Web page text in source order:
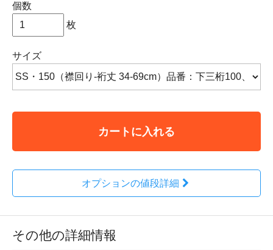
個数
枚
サイズ
カートに入れる
オプションの値段詳細
その他の詳細情報